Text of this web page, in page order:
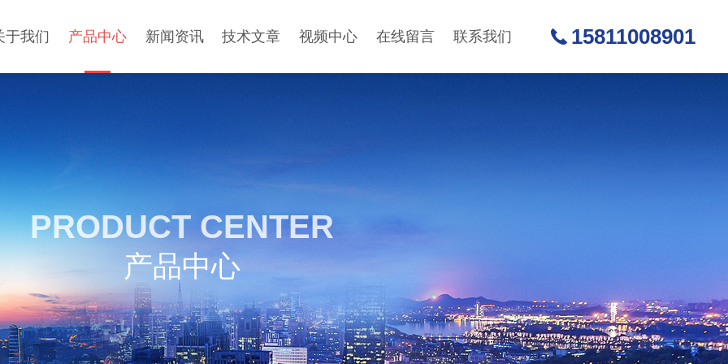
于我们 产品中心 新闻资讯 技术文章 视频中心 在线留言 联系我们 15811008901
PRODUCT CENTER
产品中心